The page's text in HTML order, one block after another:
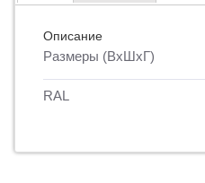
Описание
Размеры (ВхШхГ)
RAL